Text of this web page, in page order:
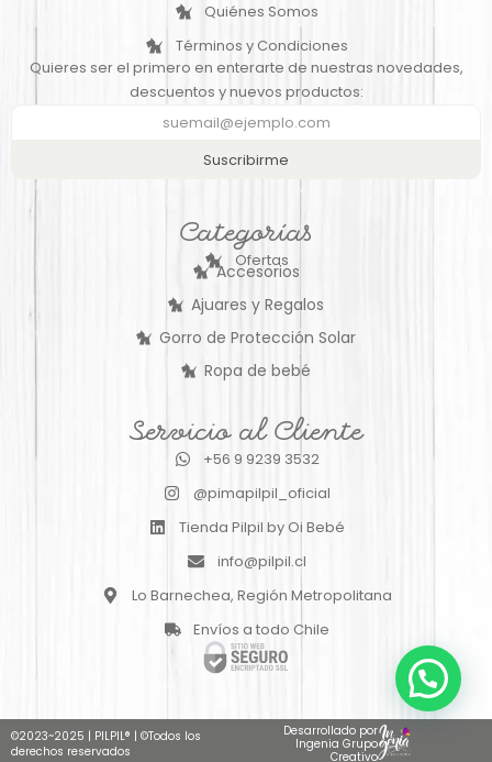
Quiénes Somos
Términos y Condiciones
Quieres ser el primero en enterarte de nuestras novedades,
descuentos y nuevos productos:
Suscribirme
Categorías
Ofertas
Accesorios
Ajuares y Regalos
Gorro de Protección Solar
Ropa de bebé
Servicio al Cliente
+56 9 9239 3532
@pimapilpil_oficial
Tienda Pilpil by Oi Bebé
info@pilpil.cl
Lo Barnechea, Región Metropolitana
Envíos a todo Chile
©2023~2025 | PILPIL® | ©Todos los
derechos reservados
Desarrollado por
Ingenia Grupo
Creativo